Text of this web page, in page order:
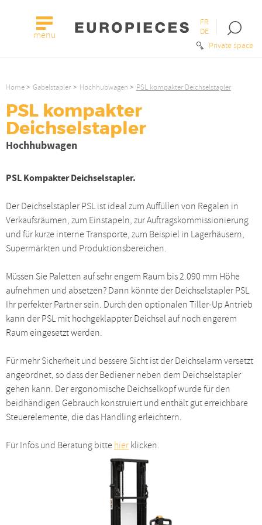
menu
Private space
FR
DE
Open
Home Gabelstapler Hochhubwagen PSL kompakter Deichselstapler
PSL kompakter
Deichselstapler
Hochhubwagen
PSL Kompakter Deichselstapler.
Der Deichselstapler PSL ist ideal zum Auffüllen von Regalen in
Verkaufsräumen, zum Einstapeln, zur Auftragskommissionierung
und für kurze interne Transporte, zum Beispiel in Lagerhäusern,
Supermärkten und Produktionsbereichen.
Müssen Sie Paletten auf sehr engem Raum bis 2.090 mm Höhe
aufnehmen und absetzen? Dann könnte der Deichselstapler PSL
Ihr perfekter Partner sein. Durch den optionalen Tiller-Up Antrieb
kann der PSL mit hochgeklappter Deichsel auf noch engerem
Raum eingesetzt werden.
Für mehr Sicherheit und bessere Sicht ist der Deichselarm versetzt
angeordnet, so dass der Bediener neben dem Deichselstapler
gehen kann. Der ergonomische Deichselkopf wurde für den
beidhändigen Gebrauch konstruiert und enthält gut erreichbare
Steuerelemente, die das Handling erleichtern.
Für Infos und Beratung bitte hier klicken.